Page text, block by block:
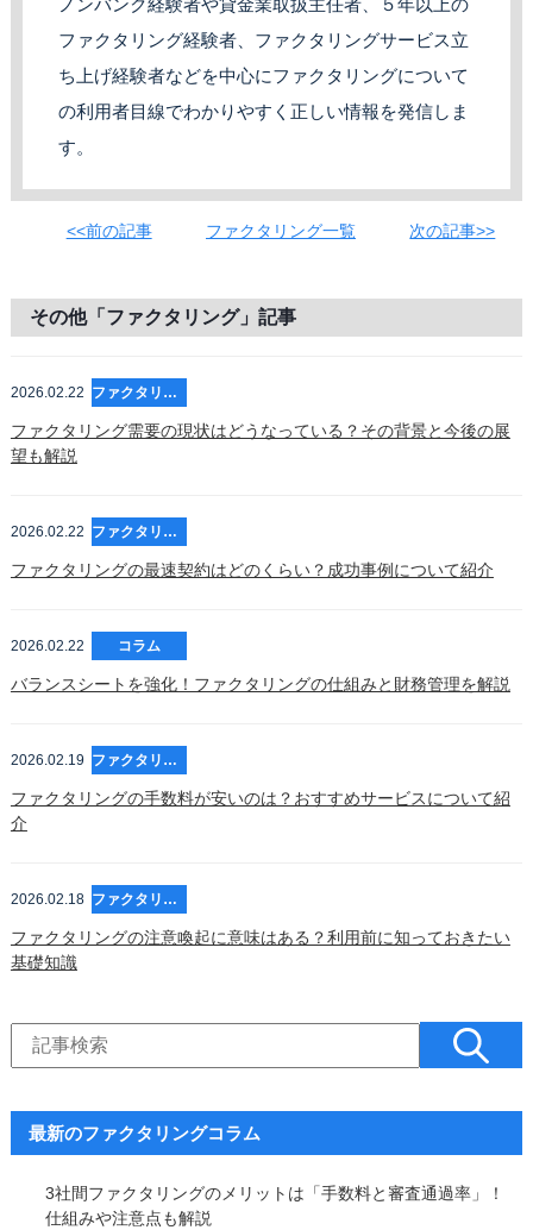
ファクタリング経験者、ファクタリングサービス立
ち上げ経験者などを中心にファクタリングについて
の利用者目線でわかりやすく正しい情報を発信しま
す。
<<前の記事 ファクタリング一覧 次の記事>>
その他「ファクタリング」記事
2026.02.22 ファクタリング
ファクタリング需要の現状はどうなっている？その背景と今後の展
望も解説
2026.02.22 ファクタリング
ファクタリングの最速契約はどのくらい？成功事例について紹介
2026.02.22 コラム
バランスシートを強化！ファクタリングの仕組みと財務管理を解説
2026.02.19 ファクタリング
ファクタリングの手数料が安いのは？おすすめサービスについて紹
介
2026.02.18 ファクタリング
ファクタリングの注意喚起に意味はある？利用前に知っておきたい
基礎知識
最新のファクタリングコラム
3社間ファクタリングのメリットは「手数料と審査通過率」！
仕組みや注意点も解説